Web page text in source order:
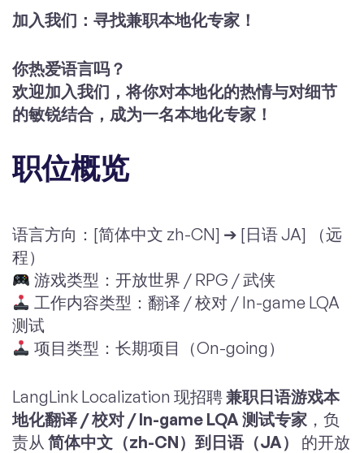
加入我们：寻找兼职本地化专家！
你热爱语言吗？
欢迎加入我们，将你对本地化的热情与对细节
的敏锐结合，成为一名本地化专家！
职位概览
语言方向：[简体中文 zh-CN] ➔ [日语 JA] （远
程）
游戏类型：开放世界 / RPG / 武侠
工作内容类型：翻译 / 校对 / In-game LQA
测试
项目类型：长期项目（On-going）
LangLink Localization 现招聘兼职日语游戏本
地化翻译 / 校对 / In-game LQA 测试专家 ，负
责从 简体中文（zh-CN）到日语（JA）
的开放